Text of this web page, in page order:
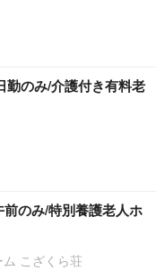
勤のみ/介護付き有料老
前のみ/特別養護老人ホ
こざくら荘